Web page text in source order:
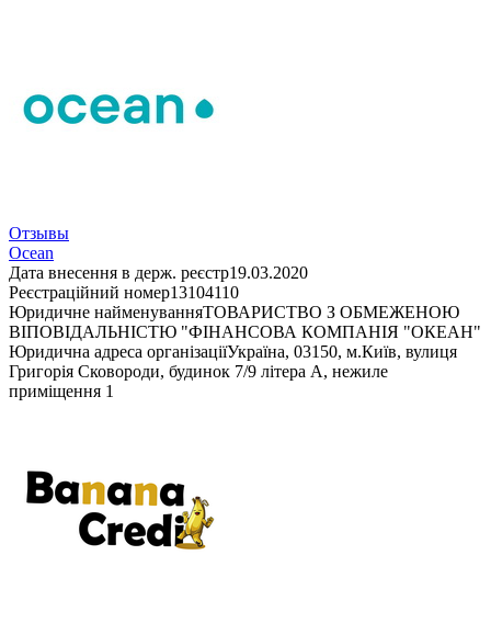
Отзывы
Ocean
Дата внесення в держ. реєстр19.03.2020
Реєстраційний номер13104110
Юридичне найменуванняТОВАРИСТВО З ОБМЕЖЕНОЮ
ВІПОВІДАЛЬНІСТЮ "ФІНАНСОВА КОМПАНІЯ "ОКЕАН"
Юридична адреса організаціїУкраїна, 03150, м.Київ, вулиця
Григорія Сковороди, будинок 7/9 літера А, нежиле
приміщення 1